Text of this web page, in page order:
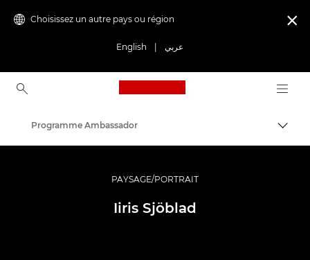
Choisissez un autre pays ou région
English عربي

Canon Logo, back to
Vidéo et photographie professionnelles
Programme Ambassador
PAYSAGE/PORTRAIT
Iiris Sjöblad